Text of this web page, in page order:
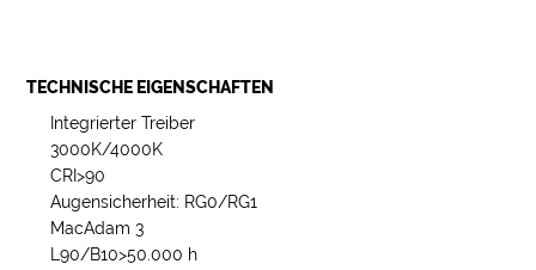
TECHNISCHE EIGENSCHAFTEN
Integrierter Treiber
3000K/4000K
CRI>90
Augensicherheit: RG0/RG1
MacAdam 3
L90/B10>50.000 h